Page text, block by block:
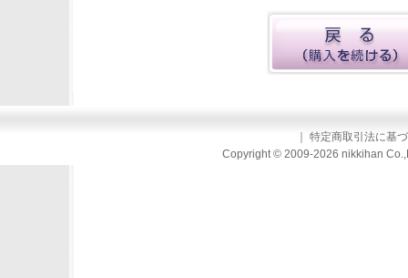
特定商取引法に基
Copyright © 2009-2026 nikkihan